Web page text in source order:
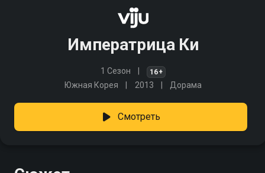
Императрица Ки
1 Сезон 16+
Южная Корея 2013 Дорама
Смотреть